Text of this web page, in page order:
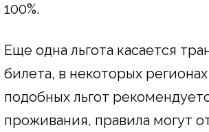
100%.
Еще одна льгота касается
билета, в некоторых
подобных льгот
проживания, правила могут